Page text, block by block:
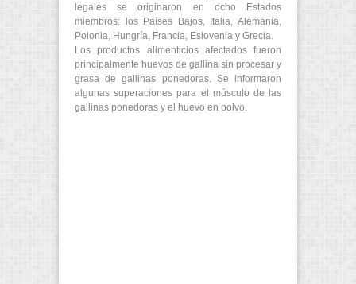
legales se originaron en ocho Estados
miembros: los Países Bajos, Italia, Alemania,
Polonia, Hungría, Francia, Eslovenia y Grecia.
Los productos alimenticios afectados fueron
principalmente huevos de gallina sin procesar y
grasa de gallinas ponedoras. Se informaron
algunas superaciones para el músculo de las
gallinas ponedoras y el huevo en polvo.